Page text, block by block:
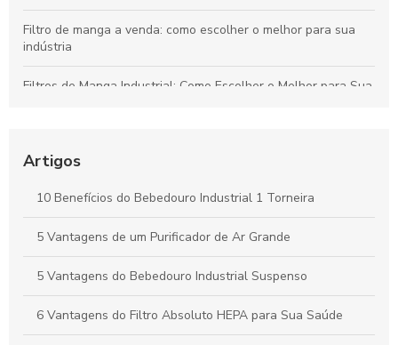
Filtro de manga a venda: como escolher o melhor para sua
indústria
Filtros de Manga Industrial: Como Escolher o Melhor para Sua
para sua casa
Filtro de Manga Preço e suas Variações no Mercado
Como Escolher o Bebedouro de Coluna Pressão Ideal para
Sua Empresa
Artigos
10 Benefícios do Bebedouro Industrial 1 Torneira
5 Vantagens de um Purificador de Ar Grande
5 Vantagens do Bebedouro Industrial Suspenso
6 Vantagens do Filtro Absoluto HEPA para Sua Saúde